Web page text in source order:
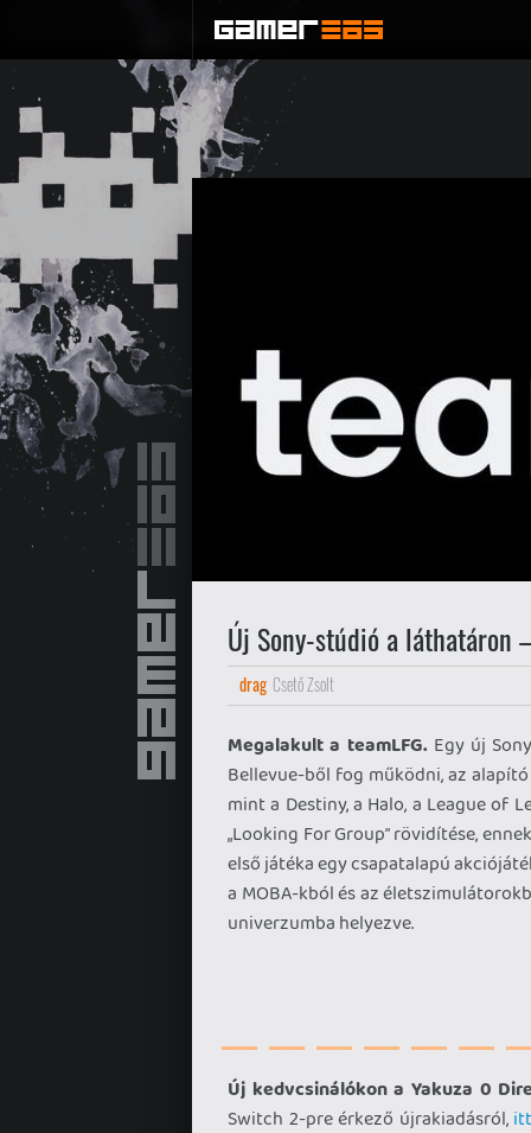
Új Sony-stúdió a láthatáron
drag Csető Zsolt
Megalakult a teamLFG.Egy új
Bellevue-ből fog működni, az
mint a Destiny, a Halo, a League of
„Looking For Group” rövidítése,
első játéka egy csapatalapú
a MOBA-kból és az
univerzumba helyezve.
Új kedvcsinálókon a Yakuza 0
Switch 2-pre érkező újrakiadásról, itt